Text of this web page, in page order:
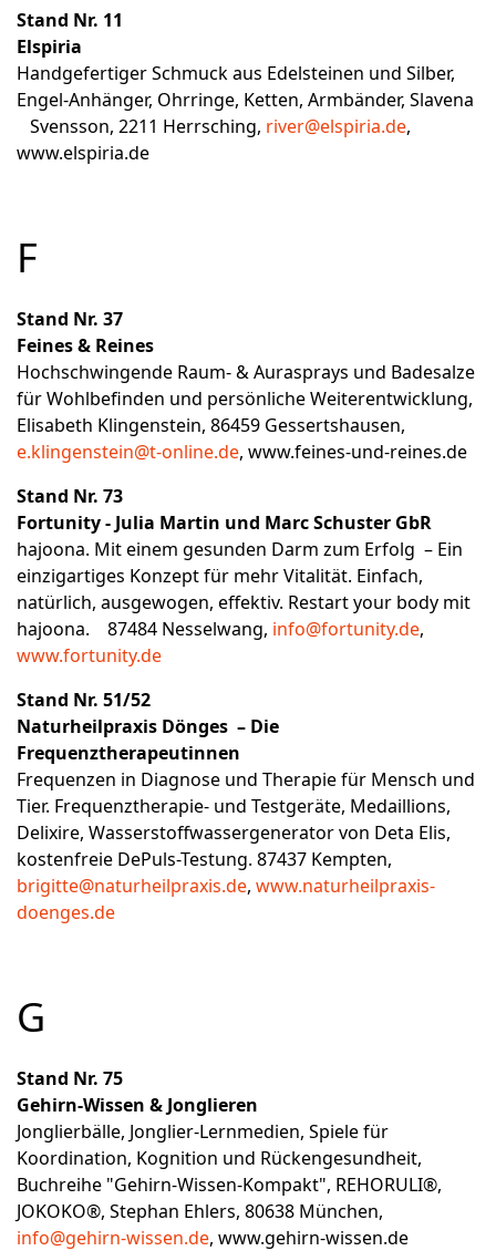
Stand Nr. 11
Elspiria
Handgefertiger Schmuck aus Edelsteinen und Silber,
Engel-Anhänger, Ohrringe, Ketten, Armbänder, Slavena
Svensson, 2211 Herrsching, river@elspiria.de,
www.elspiria.de
F
Stand Nr. 37
Feines & Reines
Hochschwingende Raum- & Aurasprays und Badesalze
für Wohlbefinden und persönliche Weiterentwicklung,
Elisabeth Klingenstein, 86459 Gessertshausen,
e.klingenstein@t-online.de, www.feines-und-reines.de
Stand Nr. 73
Fortunity - Julia Martin und Marc Schuster GbR
hajoona. Mit einem gesunden Darm zum Erfolg – Ein
einzigartiges Konzept für mehr Vitalität. Einfach,
natürlich, ausgewogen, effektiv. Restart your body mit
hajoona. 87484 Nesselwang, info@fortunity.de,
www.fortunity.de
Stand Nr. 51/52
Naturheilpraxis Dönges – Die
Frequenztherapeutinnen
Frequenzen in Diagnose und Therapie für Mensch und
Tier. Frequenztherapie- und Testgeräte, Medaillions,
Delixire, Wasserstoffwassergenerator von Deta Elis,
kostenfreie DePuls-Testung. 87437 Kempten,
brigitte@naturheilpraxis.de, www.naturheilpraxis-
doenges.de
G
Stand Nr. 75
Gehirn-Wissen & Jonglieren
Jonglierbälle, Jonglier-Lernmedien, Spiele für
Koordination, Kognition und Rückengesundheit,
Buchreihe "Gehirn-Wissen-Kompakt", REHORULI®,
JOKOKO®, Stephan Ehlers, 80638 München,
info@gehirn-wissen.de, www.gehirn-wissen.de